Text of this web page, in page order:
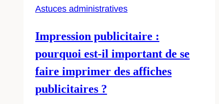
Astuces administratives
Impression publicitaire :
pourquoi est-il important de se
faire imprimer des affiches
publicitaires ?